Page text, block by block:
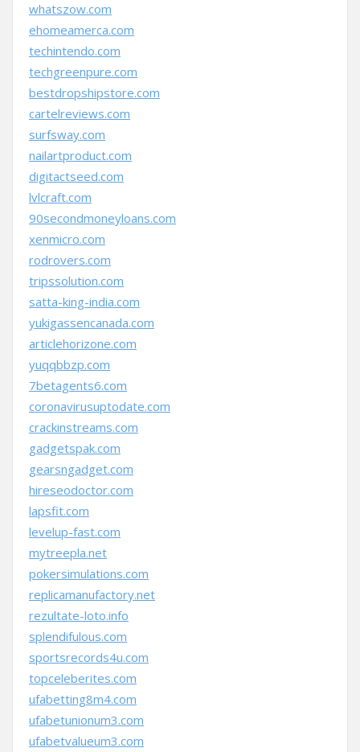
whatszow.com
ehomeamerca.com
techintendo.com
techgreenpure.com
bestdropshipstore.com
cartelreviews.com
surfsway.com
nailartproduct.com
digitactseed.com
lvlcraft.com
90secondmoneyloans.com
xenmicro.com
rodrovers.com
tripssolution.com
satta-king-india.com
yukigassencanada.com
articlehorizone.com
yuqqbbzp.com
7betagents6.com
coronavirusuptodate.com
crackinstreams.com
gadgetspak.com
gearsngadget.com
hireseodoctor.com
lapsfit.com
levelup-fast.com
mytreepla.net
pokersimulations.com
replicamanufactory.net
rezultate-loto.info
splendifulous.com
sportsrecords4u.com
topceleberites.com
ufabetting8m4.com
ufabetunionum3.com
ufabetvalueum3.com